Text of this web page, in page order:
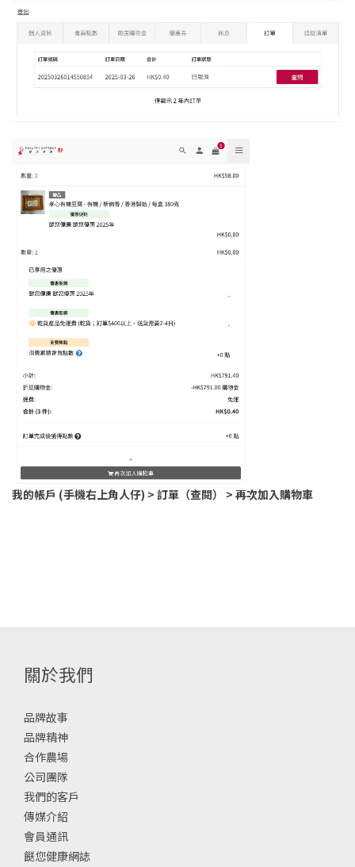
我的帳戶 (手機右上角人仔) > 訂單（查閱） > 再次加入購物車
關於我們
品牌故事
品牌精神
合作農場
公司團隊
我們的客戶
傳媒介紹
會員通訊
餸您健康網誌